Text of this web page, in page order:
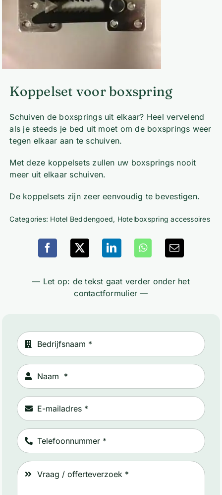
Koppelset voor boxspring
Schuiven de boxsprings uit elkaar? Heel vervelend
als je steeds je bed uit moet om de boxsprings weer
tegen elkaar aan te schuiven.
Met deze koppelsets zullen uw boxsprings nooit
meer uit elkaar schuiven.
De koppelsets zijn zeer eenvoudig te bevestigen.
Categories: Hotel Beddengoed, Hotelboxspring accessoires
— Let op: de tekst gaat verder onder het
contactformulier —